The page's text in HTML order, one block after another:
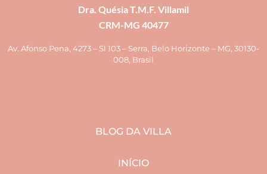
Dra. Quésia T.M.F. Villamil
CRM-MG 40477
Av. Afonso Pena, 4273 – Sl 103 – Serra, Belo Horizonte – MG, 30130-
008, Brasil
BLOG DA VILLA
INÍCIO